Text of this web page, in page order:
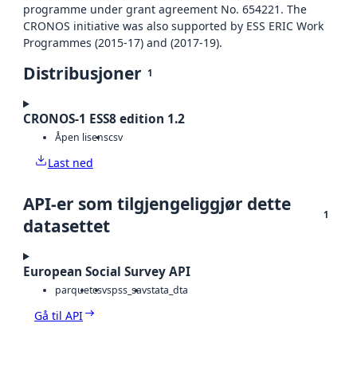
programme under grant agreement No. 654221. The
CRONOS initiative was also supported by ESS ERIC Work
Programmes (2015-17) and (2017-19).
Distribusjoner 1
CRONOS-1 ESS8 edition 1.2
Åpen lisenscsv
Last ned
API-er som tilgjengeliggjør dette
datasettet
1
European Social Survey API
parquetcsvspss_savstata_dta
Gå til API